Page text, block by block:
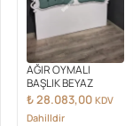
AĞIR OYMALI
BAŞLIK BEYAZ
₺28.083,00 KDV
Dahilldir